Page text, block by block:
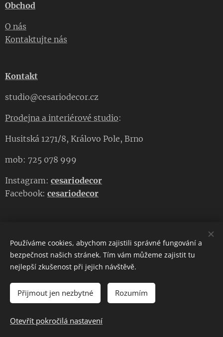
DO KOŠÍKU
Obchod
O nás
Kontaktujte nás
Kontakt
studio@cesariodecor.cz
Prodejna a interiérové studio:
Husitská 1271/8, Královo Pole, Brno
mob: 725 078 999
Instagram: cesariodecor
Facebook: cesariodecor
CESARIO DECOR
Copyright 2023CESARIO DECOR. Všechna práva vyhrazena.
Cookies
Používáme cookies, abychom zajistili správné fungování a
bezpečnost našich stránek. Tím vám můžeme zajistit tu
nejlepší zkušenost při jejich návštěvě.
Přijmout jen nezbytné Rozumím
Otevřít pokročilá nastavení